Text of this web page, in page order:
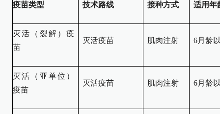
疫苗类型 技术路线 接种方式 适用年
灭活（裂解）疫
苗
灭活疫苗 肌肉注射 6月龄
灭活（亚单位）
疫苗
灭活疫苗 肌肉注射 6月龄